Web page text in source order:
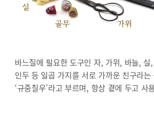
실
골무
가위
바느질에 필요한 도구인 자, 가위, 바늘, 실
인두 등 일곱 가지를 서로 가까운 친구라는
‘규중칠우’라고 부르며, 항상 곁에 두고 사